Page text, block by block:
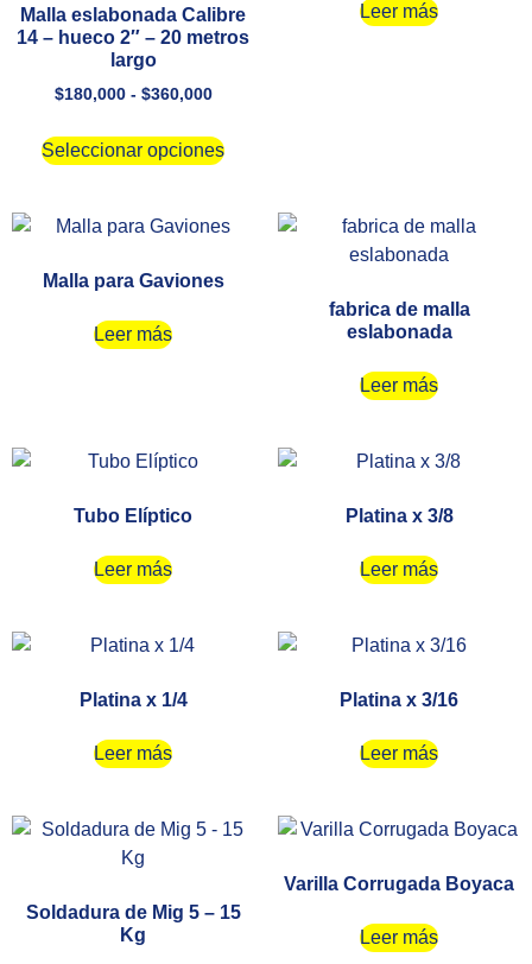
Malla eslabonada Calibre
14 – hueco 2″ – 20 metros
largo
$180,000 - $360,000
Seleccionar opciones
Leer más
Malla para Gaviones
Leer más
fabrica de malla
eslabonada
Leer más
Tubo Elíptico
Leer más
Platina x 3/8
Leer más
Platina x 1/4
Leer más
Platina x 3/16
Leer más
Soldadura de Mig 5 – 15
Kg
Varilla Corrugada Boyaca
Leer más